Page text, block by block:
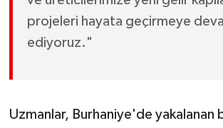
projeleri hayata geçirmeye
ediyoruz."
Uzmanlar, Burhaniye'de yakalanan